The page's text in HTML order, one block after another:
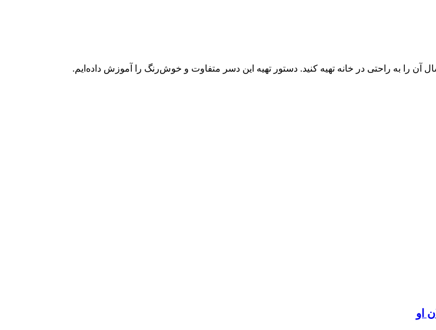
را به راحتی در خانه تهیه کنید. دستور تهیه این دسر متفاوت و خوش‌رنگ را آموزش داده‌ایم.
او